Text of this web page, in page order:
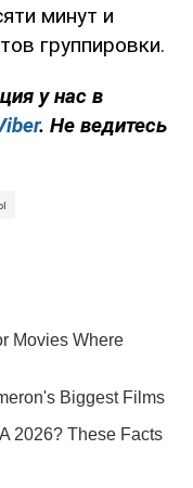
минут и
группировки.
у нас в
. Не ведитесь